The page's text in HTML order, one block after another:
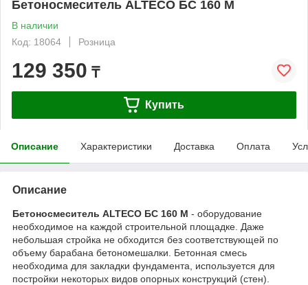
Бетоносмеситель ALTECO БС 160 М
В наличии
Код: 18064
Розница
129 350 ₸
Купить
Описание Характеристики Доставка Оплата
Описание
Бетоносмеситель ALTECO БС 160 М - оборудование
необходимое на каждой строительной площадке. Даже
небольшая стройка не обходится без соответствующей по
объему барабана бетономешалки. Бетонная смесь
необходима для закладки фундамента, используется для
постройки некоторых видов опорных конструкций (стен).